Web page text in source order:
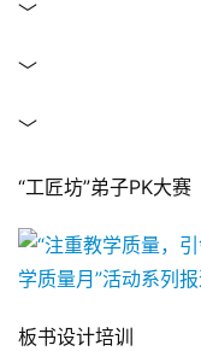
﹀
﹀
﹀
“工匠坊”弟子PK大赛
板书设计培训